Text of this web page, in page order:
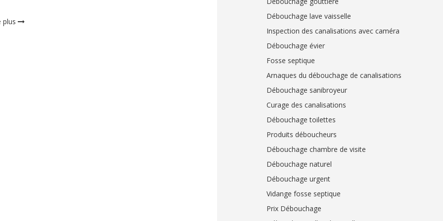
plus
Débouchage lave vaisselle
Inspection des canalisations avec caméra
Débouchage évier
Fosse septique
Arnaques du débouchage de canalisations
Débouchage sanibroyeur
Curage des canalisations
Débouchage toilettes
Produits déboucheurs
Débouchage chambre de visite
Débouchage naturel
Débouchage urgent
Vidange fosse septique
Prix Débouchage